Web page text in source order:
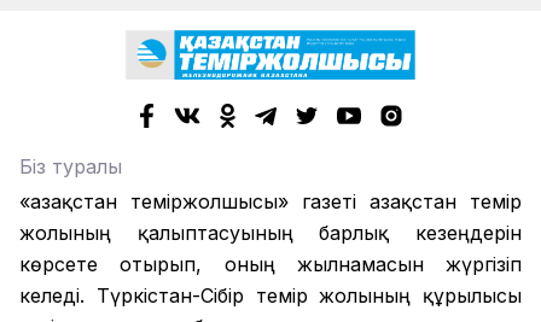
Біз туралы
«Қазақстан теміржолшысы» газеті Қазақстан темір
жолының қалыптасуының барлық кезеңдерін
көрсете отырып, оның жылнамасын жүргізіп
келеді. Түркістан-Сібір темір жолының құрылысы